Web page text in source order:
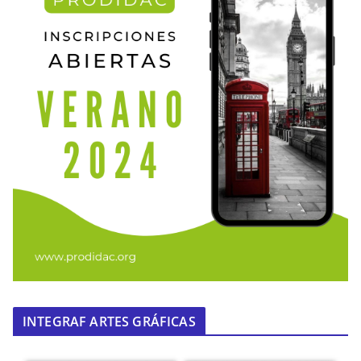
INTEGRAF ARTES GRÁFICAS